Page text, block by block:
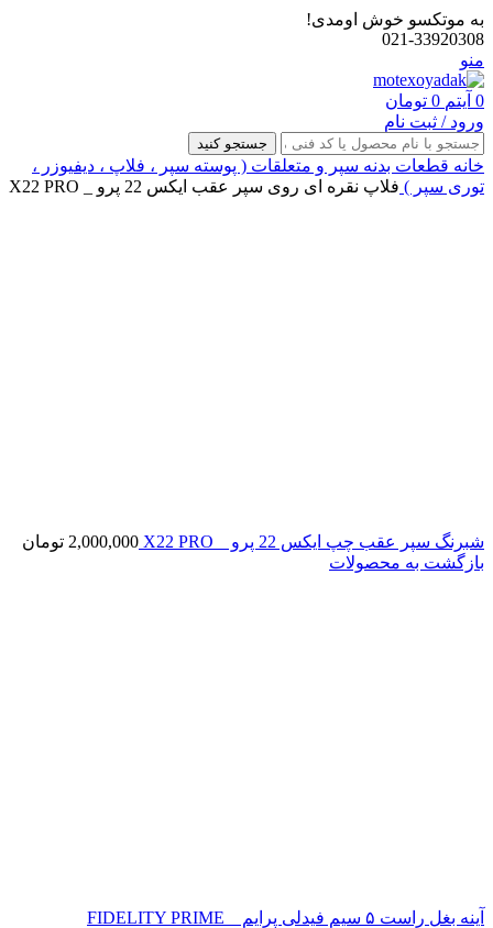
به موتکسو خوش اومدی!
021-33920308
منو
0 آیتم 0 تومان
ورود / ثبت نام
جستجو کنید
خانه قطعات بدنه سپر و متعلقات ( پوسته سپر ، فلاپ ، دیفیوزر ،
توری سپر ) فلاپ نقره ای روی سپر عقب ایکس 22 پرو _ X22 PRO
شبرنگ سپر عقب چپ ایکس 22 پرو _ X22 PRO 2,000,000 تومان
بازگشت به محصولات
آینه بغل راست ۵ سیم فیدلی پرایم _ FIDELITY PRIME